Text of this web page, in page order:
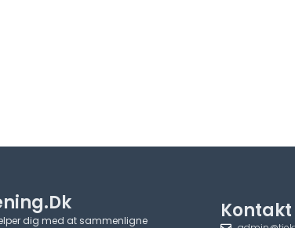
dig med at sammenligne Kontakt